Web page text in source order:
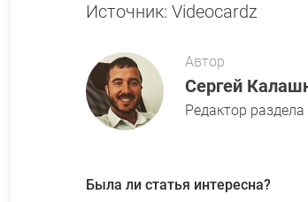
Источник: Videocardz
Автор
Сергей
Редактор раздела
Была ли статья интересна?